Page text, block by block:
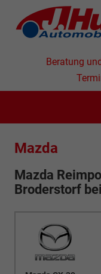
Beratung
Mazda
Mazda
Broderstorf